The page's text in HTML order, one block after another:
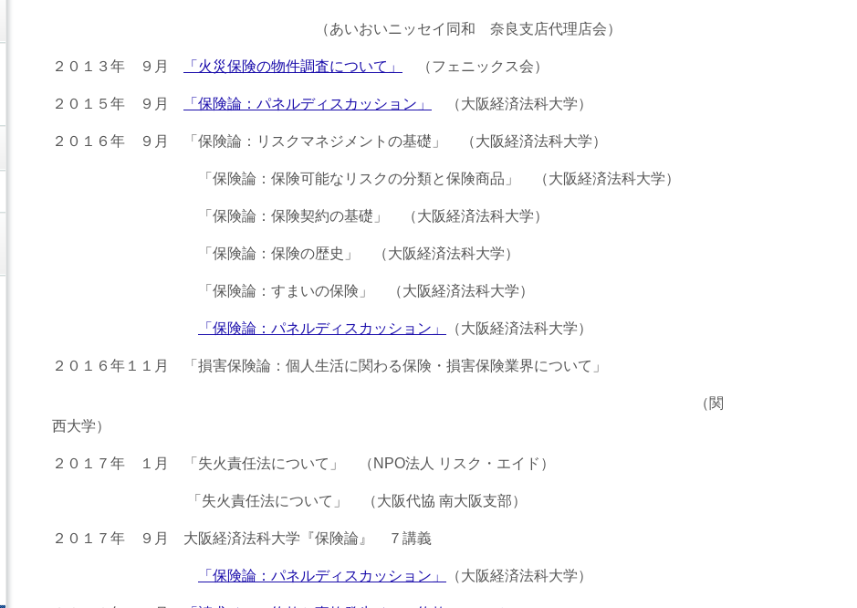
（あいおいニッセイ同和 奈良支店代理店会）
２０１３年 ９月 「火災保険の物件調査について」 （フェニックス会）
２０１５年 ９月 「保険論：パネルディスカッション」 （大阪経済法科大学）
２０１６年 ９月 「保険論：リスクマネジメントの基礎」 （大阪経済法科大学）
「保険論：保険可能なリスクの分類と保険商品」 （大阪経済法科大学）
「保険論：保険契約の基礎」 （大阪経済法科大学）
「保険論：保険の歴史」 （大阪経済法科大学）
「保険論：すまいの保険」 （大阪経済法科大学）
「保険論：パネルディスカッション」 （大阪経済法科大学）
２０１６年１１月 「損害保険論：個人生活に関わる保険・損害保険業界について」
（関
西大学）
２０１７年 １月 「失火責任法について」 （NPO法人 リスク・エイド）
「失火責任法について」 （大阪代協 南大阪支部）
２０１７年 ９月 大阪経済法科大学『保険論』 ７講義
「保険論：パネルディスカッション」 （大阪経済法科大学）